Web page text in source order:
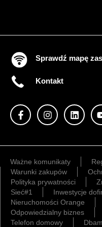
Sprawdź mapę
Kontakt
Ważne komunikaty
Warunki zakupów
Polityka prywatności
Sieć#1
Inwestycje
Nieruchomości Orange
Odpowiedzialny biznes
Telefon domowy